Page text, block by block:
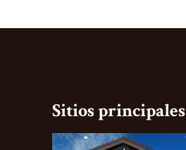
Sitios principales